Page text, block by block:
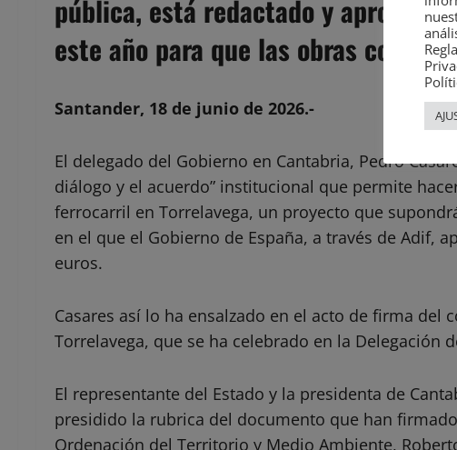
pública, está redactado y
este año para que las obras
Santander, 18 de junio de 2026.-
El delegado del Gobierno en Cantabria, Pedro
diálogo y el acuerdo” institucional que permite
ferrocarril en Torrelavega, un proyecto que
en el que el Gobierno de España, a través de Adif,
euros.
Casares así lo ha ensalzado en el acto de firma del
Torrelavega, que se ha celebrado en la Delegación
El representante del Estado y la presidenta de
presidido la rubrica del documento que han
Ordenación del Territorio y Medio Ambiente,